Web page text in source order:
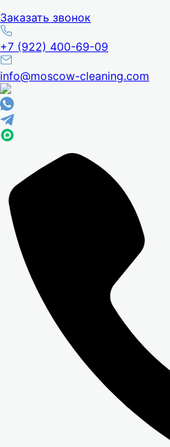
Заказать звонок
+7 (922) 400-69-09
info@moscow-cleaning.com